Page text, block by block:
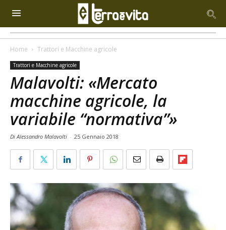
Home Trattori e Macchine agricole
Trattori e Macchine agricole
Malavolti: «Mercato
macchine agricole, la
variabile “normativa”»
Di Alessandro Malavolti - 25 Gennaio 2018